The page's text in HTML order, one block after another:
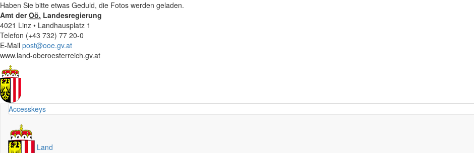
Haben Sie bitte etwas Geduld, die Fotos werden geladen.
Amt derOö. Landesregierung
4021 Linz • Landhausplatz 1
Telefon (+43 732) 77 20-0
E-Mail post@ooe.gv.at
www.land-oberoesterreich.gv.at
Accesskeys
Land